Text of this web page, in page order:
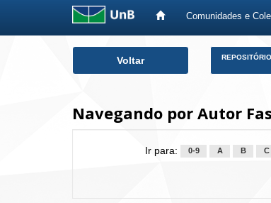
Comunidades e
Voltar
Navegando por Autor
Ir para: 0-9 A B C